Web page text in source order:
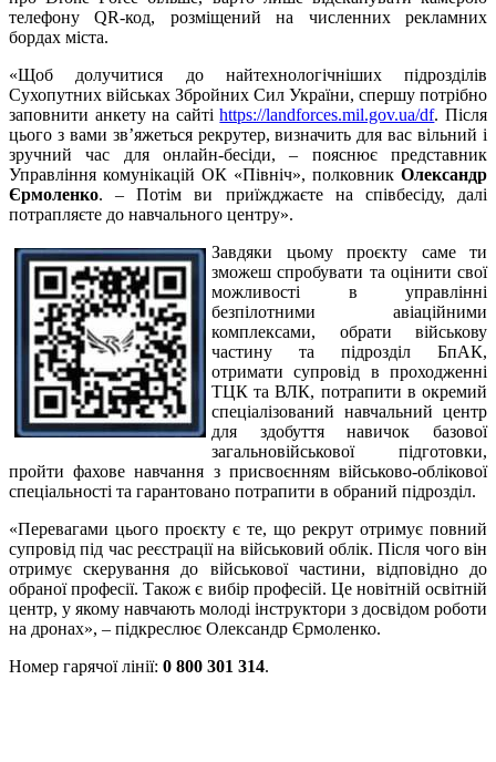
телефону QR-код, розміщений на численних рекламних
бордах міста.
«Щоб долучитися до найтехнологічніших підрозділів
Сухопутних військах Збройних Сил України, спершу потрібно
заповнити анкету на сайтіhttps://landforces.mil.gov.ua/df. Після
цього з вами зв’яжеться рекрутер, визначить для вас вільний і
зручний час для онлайн-бесіди, – пояснює представник
Управління комунікацій ОК «Північ», полковник Олександр
Єрмоленко. – Потім ви приїжджаєте на співбесіду, далі
потрапляєте до навчального центру».
Завдяки цьому проєкту саме ти
зможеш спробувати та оцінити свої
можливості в управлінні
безпілотними авіаційними
комплексами, обрати військову
частину та підрозділ БпАК,
отримати супровід в проходженні
ТЦК та ВЛК, потрапити в окремий
спеціалізований навчальний центр
для здобуття навичок базової
загальновійськової підготовки,
пройти фахове навчання з присвоєнням військово-облікової
спеціальності та гарантовано потрапити в обраний підрозділ.
«Перевагами цього проєкту є те, що рекрут отримує повний
супровід під час реєстрації на військовий облік. Після чого він
отримує скерування до військової частини, відповідно до
обраної професії. Також є вибір професій. Це новітній освітній
центр, у якому навчають молоді інструктори з досвідом роботи
на дронах», – підкреслює Олександр Єрмоленко.
Номер гарячої лінії: 0 800 301 314.